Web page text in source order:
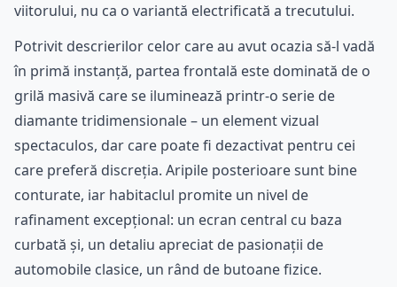
viitorului, nu ca o variantă electrificată a trecutului.
Potrivit descrierilor celor care au avut ocazia să-l vadă
în primă instanță, partea frontală este dominată de o
grilă masivă care se iluminează printr-o serie de
diamante tridimensionale – un element vizual
spectaculos, dar care poate fi dezactivat pentru cei
care preferă discreția. Aripile posterioare sunt bine
conturate, iar habitaclul promite un nivel de
rafinament excepțional: un ecran central cu baza
curbată și, un detaliu apreciat de pasionații de
automobile clasice, un rând de butoane fizice.